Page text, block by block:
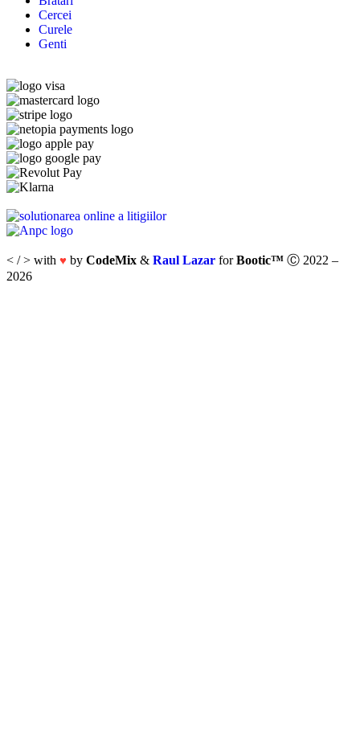
Cercei
Curele
Genti
< / > with ♥ by CodeMix & Raul Lazar forBootic™ Ⓒ 2022 –
2026